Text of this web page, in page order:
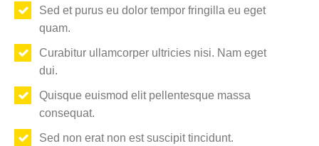
Sed et purus eu dolor tempor fringilla eu eget
quam.
Curabitur ullamcorper ultricies nisi. Nam eget
dui.
Quisque euismod elit pellentesque massa
consequat.
Sed non erat non est suscipit tincidunt.